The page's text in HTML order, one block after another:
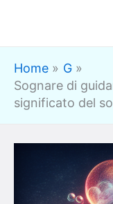
Home
G
Sognare di
significato del